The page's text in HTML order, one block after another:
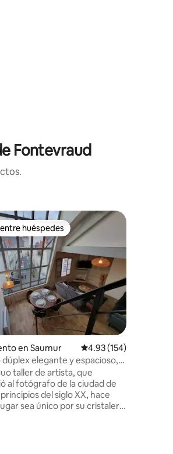
Fontevraud
de 5, 202 reseñas
huéspedes
huéspedes
en Saumur Calificación promedio:
4.93 (154)
elegante y espacioso,
para bicicletas
taller de artista, que
al fotógrafo de la ciudad de
del siglo XX, hace
sea único por su cristalera